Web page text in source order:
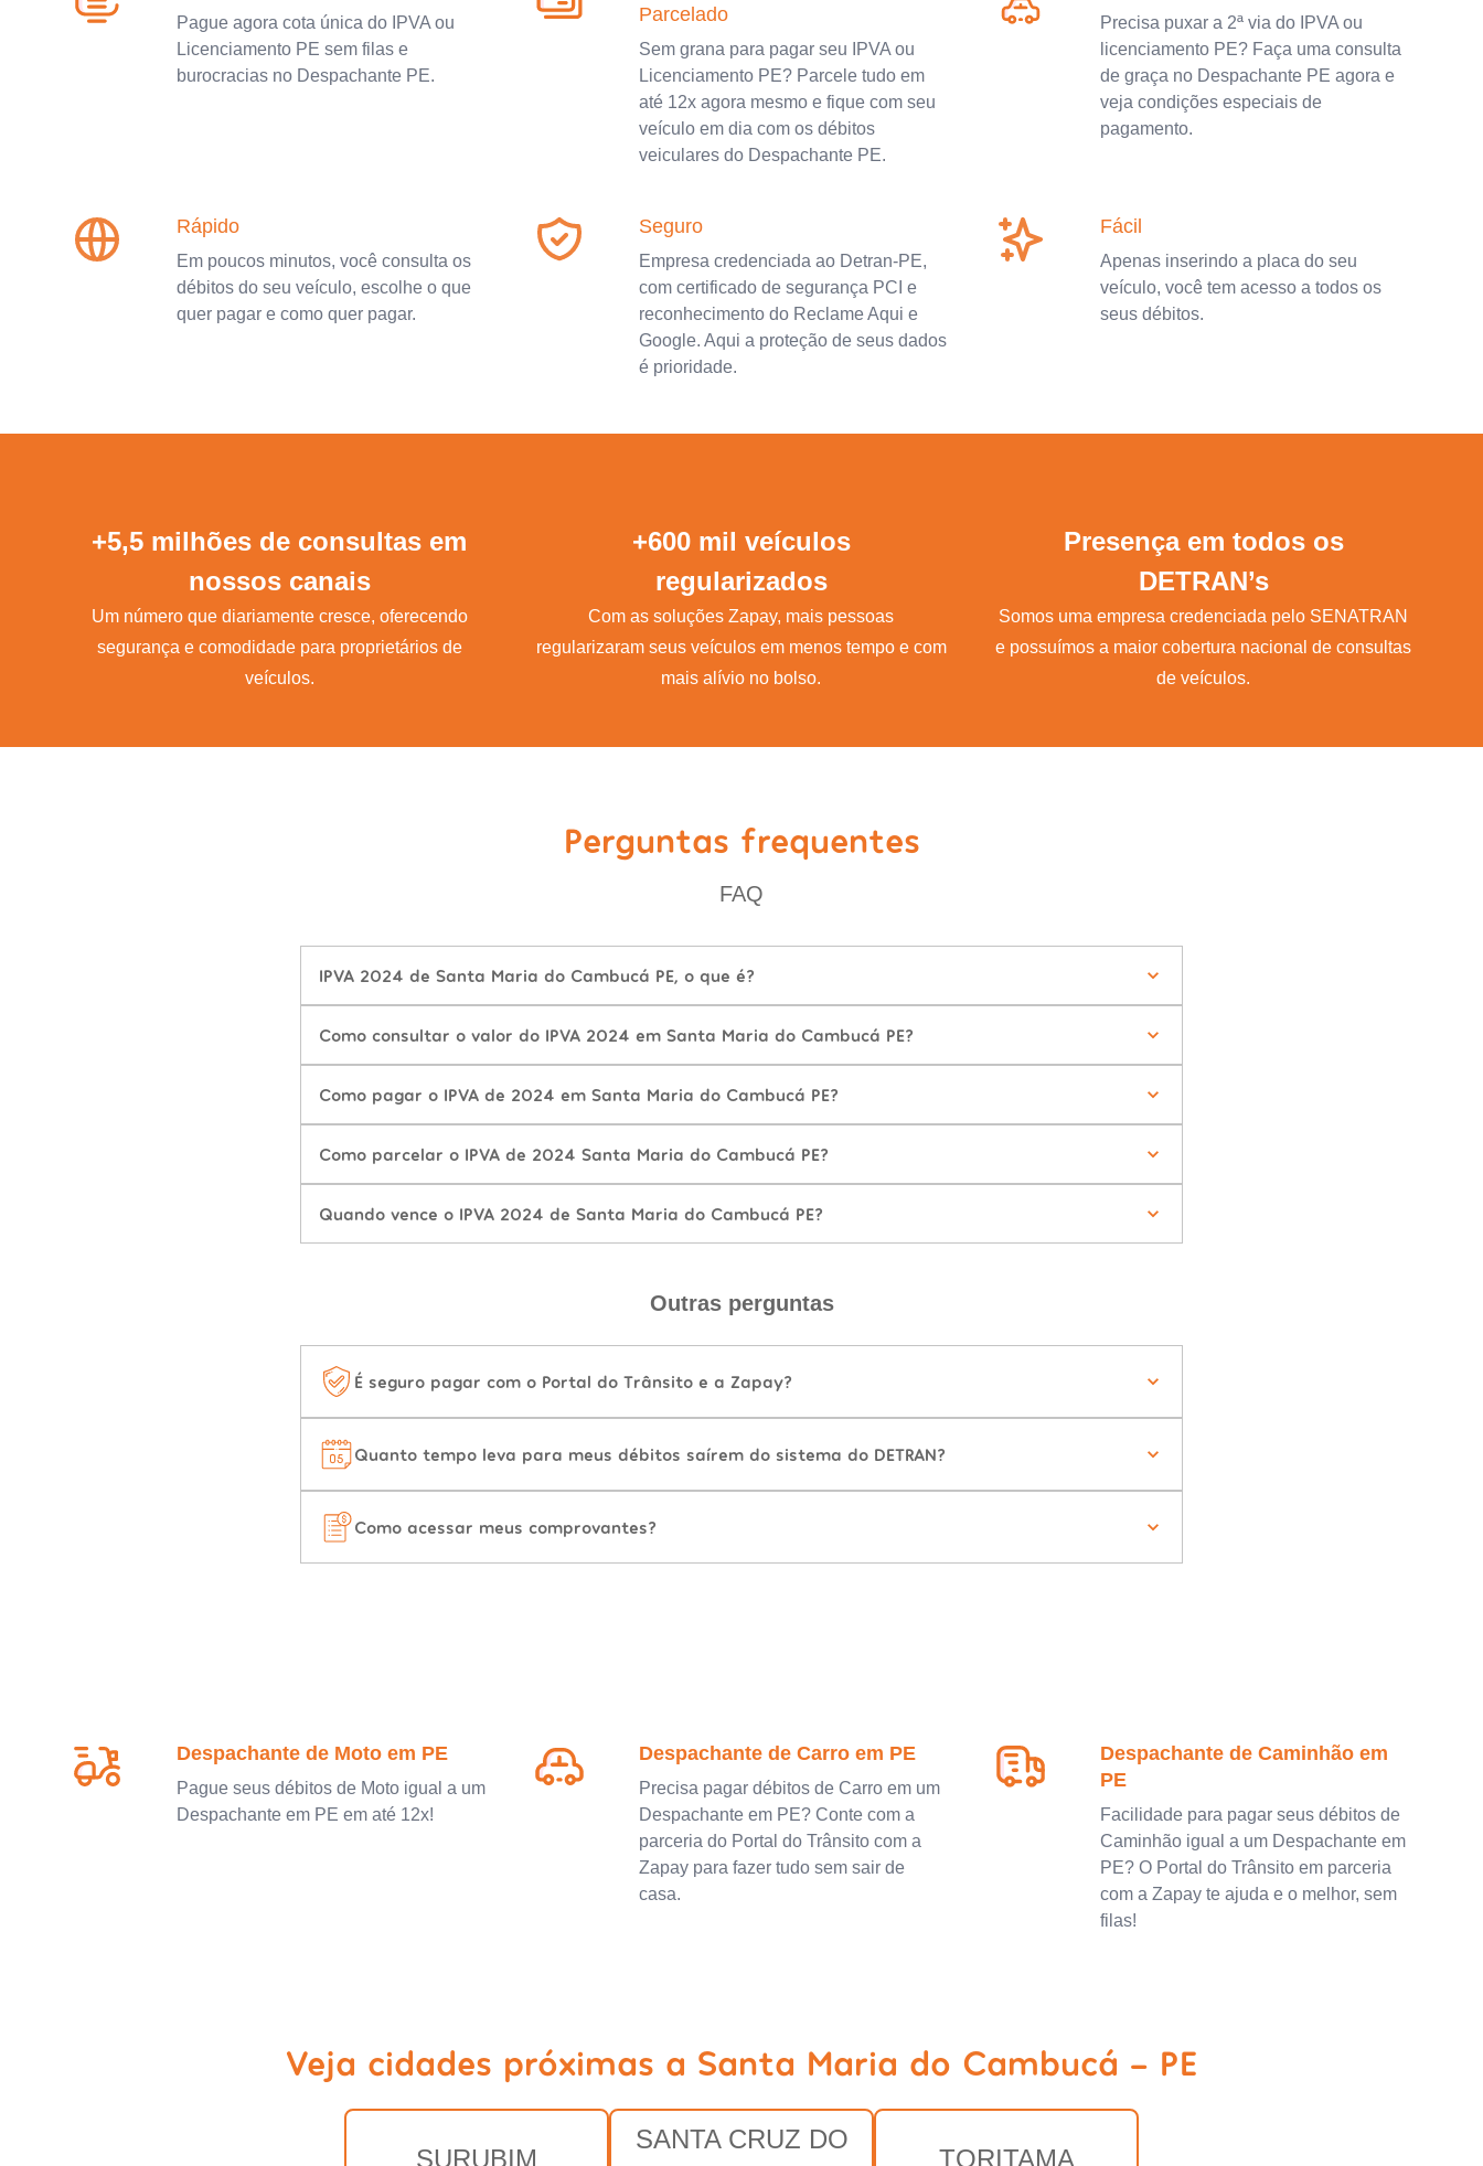
Pague agora cota única do IPVA ou
Licenciamento PE sem filas e
burocracias no Despachante PE.
Parcelado
Sem grana para pagar seu IPVA ou
Licenciamento PE? Parcele tudo em
até 12x agora mesmo e fique com seu
veículo em dia com os débitos
veiculares do Despachante PE.
Precisa puxar a 2ª via do IPVA ou
licenciamento PE? Faça uma consulta
de graça no Despachante PE agora e
veja condições especiais de
pagamento.
Rápido
Em poucos minutos, você consulta os
débitos do seu veículo, escolhe o que
quer pagar e como quer pagar.
Seguro
Empresa credenciada ao Detran-PE,
com certificado de segurança PCI e
reconhecimento do Reclame Aqui e
Google. Aqui a proteção de seus dados
é prioridade.
Fácil
Apenas inserindo a placa do seu
veículo, você tem acesso a todos os
seus débitos.
+5,5 milhões de consultas em
nossos canais
Um número que diariamente cresce, oferecendo
segurança e comodidade para proprietários de
veículos.
+600 mil veículos
regularizados
Com as soluções Zapay, mais pessoas
regularizaram seus veículos em menos tempo e com
mais alívio no bolso.
Presença em todos os
DETRAN’s
Somos uma empresa credenciada pelo SENATRAN
e possuímos a maior cobertura nacional de consultas
de veículos.
Perguntas frequentes
FAQ
IPVA 2024 de Santa Maria do Cambucá PE, o que é?
Como consultar o valor do IPVA 2024 em Santa Maria do Cambucá PE?
Como pagar o IPVA de 2024 em Santa Maria do Cambucá PE?
Como parcelar o IPVA de 2024 Santa Maria do Cambucá PE?
Quando vence o IPVA 2024 de Santa Maria do Cambucá PE?
Outras perguntas
É seguro pagar com o Portal do Trânsito e a Zapay?
Quanto tempo leva para meus débitos saírem do sistema do DETRAN?
Como acessar meus comprovantes?
Despachante de Moto em PE
Pague seus débitos de Moto igual a um
Despachante em PE em até 12x!
Despachante de Carro em PE
Precisa pagar débitos de Carro em um
Despachante em PE? Conte com a
parceria do Portal do Trânsito com a
Zapay para fazer tudo sem sair de
casa.
Despachante de Caminhão em
PE
Facilidade para pagar seus débitos de
Caminhão igual a um Despachante em
PE? O Portal do Trânsito em parceria
com a Zapay te ajuda e o melhor, sem
filas!
Veja cidades próximas a Santa Maria do Cambucá - PE
SURUBIM
SANTA CRUZ DO
TORITAMA